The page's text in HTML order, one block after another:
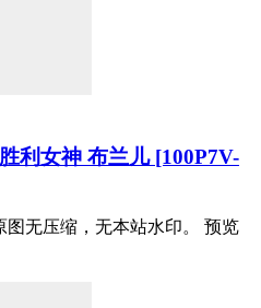
利女神 布兰儿 [100P7V-
无压缩，无本站水印。 预览